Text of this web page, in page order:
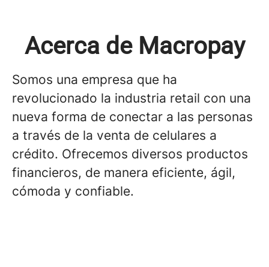
Acerca de Macropay
Somos una empresa que ha
revolucionado la industria retail con una
nueva forma de conectar a las personas
a través de la venta de celulares a
crédito. Ofrecemos diversos productos
financieros, de manera eficiente, ágil,
cómoda y confiable.